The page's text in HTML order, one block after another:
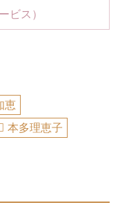
ビス）
恵
本多理恵子